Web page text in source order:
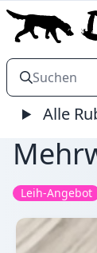
Alle
Leih-Angebot